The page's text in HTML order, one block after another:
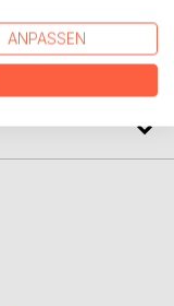
ANPASSEN